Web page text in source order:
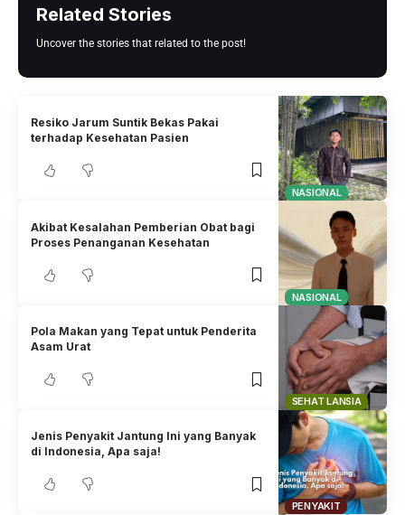
Related Stories
Uncover the stories that related to the post!
NASIONAL
Resiko Jarum Suntik Bekas Pakai
terhadap Kesehatan Pasien
NASIONAL
Akibat Kesalahan Pemberian Obat bagi
Proses Penanganan Kesehatan
SEHAT LANSIA
Pola Makan yang Tepat untuk Penderita
Asam Urat
PENYAKIT
Jenis Penyakit Jantung Ini yang Banyak
di Indonesia, Apa saja!